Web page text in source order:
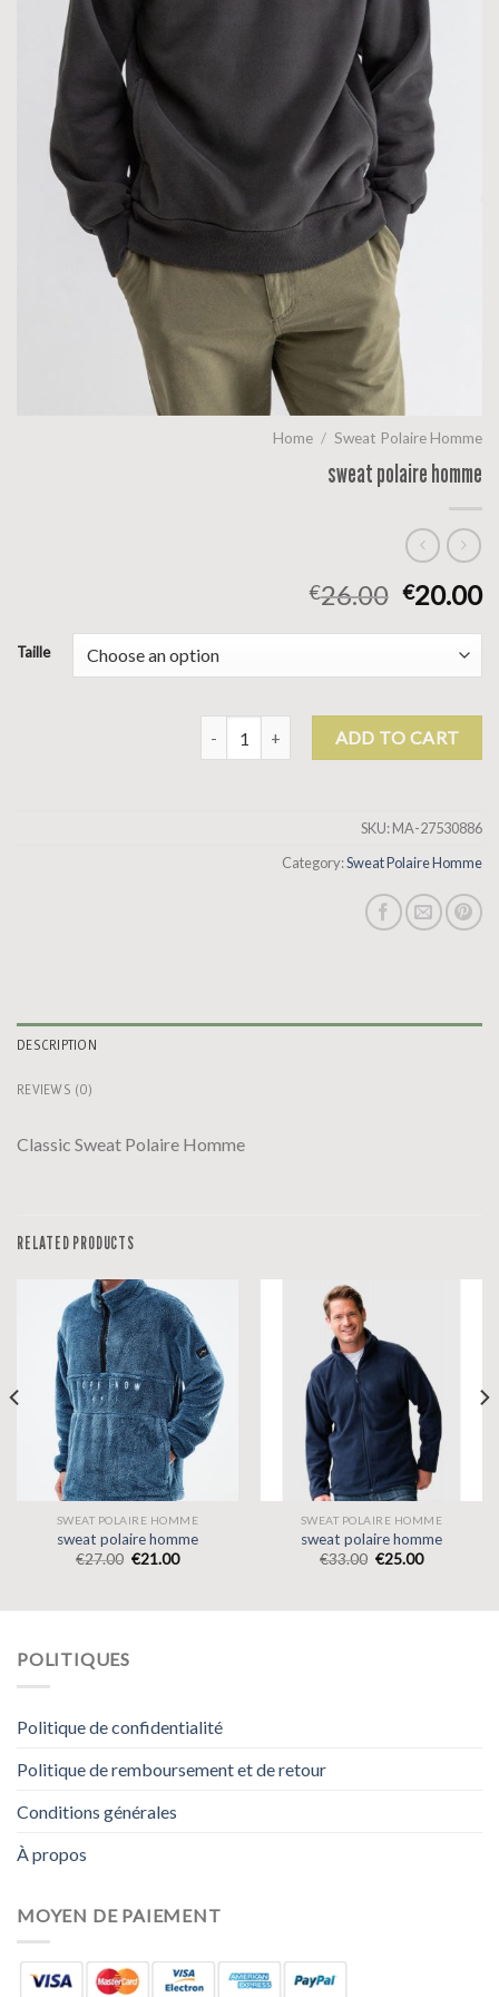
Home / Sweat Polaire Homme
sweat polaire homme
€26.00 €20.00
Taille
sweat polaire homme quantity
ADD TO CART
SKU:MA-27530886
Category:Sweat Polaire Homme
DESCRIPTION
REVIEWS (0)
Classic Sweat Polaire Homme
RELATED PRODUCTS
SWEAT POLAIRE HOMME
sweat polaire homme
€27.00 €21.00
SWEAT POLAIRE HOMME
sweat polaire homme
€33.00 €25.00
POLITIQUES
Politique de confidentialité
Politique de remboursement et de retour
Conditions générales
À propos
MOYEN DE PAIEMENT